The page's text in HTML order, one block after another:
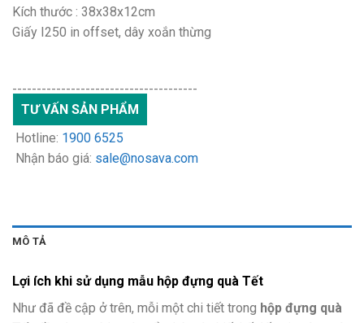
Kích thước : 38x38x12cm
Giấy I250 in offset, dây xoắn thừng
--------------------------------------
TƯ VẤN SẢN PHẨM
Hotline: 1900 6525
Nhận báo giá: sale@nosava.com
MÔ TẢ
Lợi ích khi sử dụng mẫu hộp đựng quà Tết
Như đã đề cập ở trên, mỗi một chi tiết trong hộp đựng quà